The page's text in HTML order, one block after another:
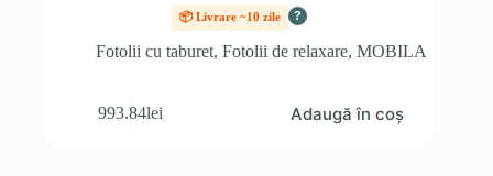
📦 Livrare ~10 zile ?
Fotolii cu taburet, Fotolii de relaxare, MOBILA
993.84lei Adaugă în coș